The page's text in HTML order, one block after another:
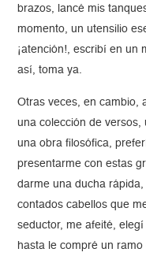
brazos, lancé mis
momento, un utensilio
¡atención!, escribí en un
así, toma ya.
Otras veces, en cambio,
una colección de versos,
una obra filosófica,
presentarme con estas
darme una ducha
contados cabellos que
seductor, me afeité,
hasta le compré un